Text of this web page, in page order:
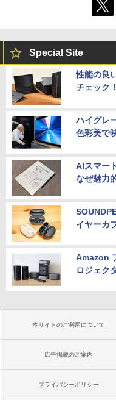
Special Site
性能の良
チェック！
ハイグレ
色彩美で
AIスマー
なぜ魅力
イヤーカ
Amazon
ロジェク
本サイトのご利用について
広告掲載のご案内
プライバシーポリシー